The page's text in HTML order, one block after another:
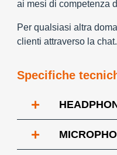
ai mesi di competenza
Per qualsiasi altra
clienti attraverso la chat.
Specifiche
+
+